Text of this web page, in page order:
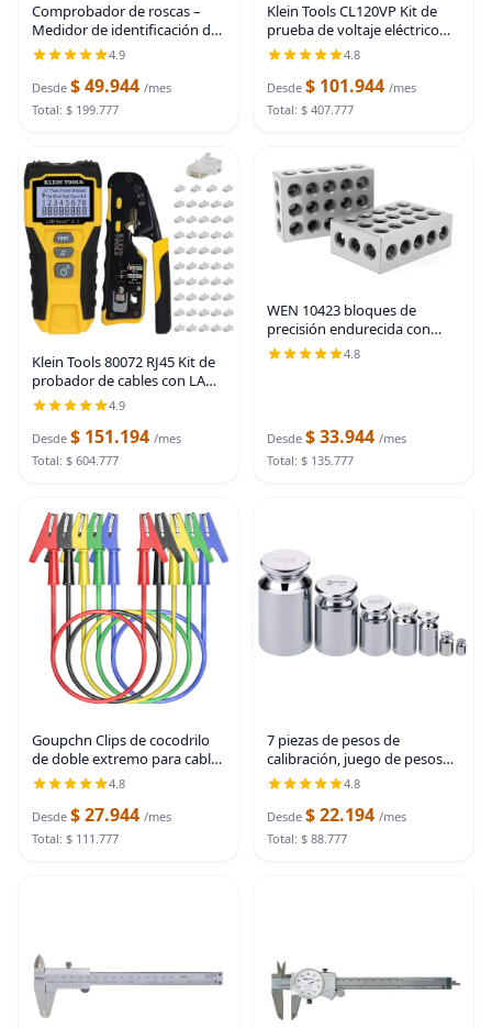
Comprobador de roscas –
Medidor de identificación de
tuercas y pernos a prueba de
óxido con pernos SUS304 de
grado profesional y base de
aluminio
4.9
Desde $ 49.944 /mes
Total: $ 199.777
Klein Tools CL120VP Kit de
prueba de voltaje eléctrico
con medidor de abrazadera,
tres probadores, cables de
prueba, bolsa y baterías
4.8
Desde $ 101.944 /mes
Total: $ 407.777
Klein Tools 80072 RJ45 Kit de
probador de cables con LAN
Scout Jr. 2, herramienta de
crimpadora coaxial,
pelacables, cortador y
paquete de 50
4.9
Desde $ 151.194 /mes
Total: $ 604.777
WEN 10423 bloques de
precisión endurecida con
acero de 3 x 2 x 1 pulgada,
paquete de dos
4.8
Desde $ 33.944 /mes
Total: $ 135.777
Goupchn Clips de cocodrilo
de doble extremo para cables
de prueba eléctrica con clips
de cobre flexibles de
envoltura completa 5 piezas
para pruebas
4.8
Desde $ 27.944 /mes
Total: $ 111.777
7 piezas de pesos de
calibración, juego de pesos
para báscula 1g 2g 5g 10g
20g 50g 100g, peso pequeño
de acero al carbono para
báscula digital,
4.8
Desde $ 22.194 /mes
Total: $ 88.777